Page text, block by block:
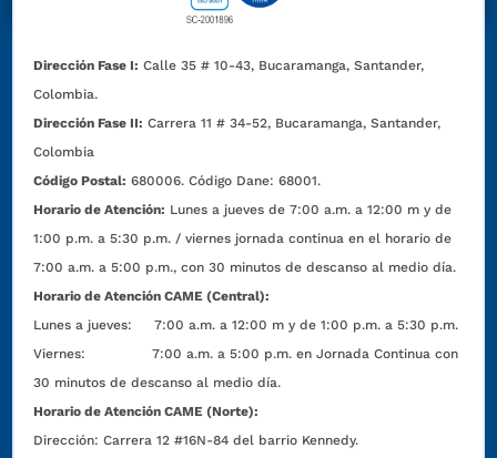
Dirección Fase I: Calle 35 # 10-43, Bucaramanga, Santander,
Colombia.
Dirección Fase II: Carrera 11 # 34-52, Bucaramanga, Santander,
Colombia
Código Postal: 680006. Código Dane: 68001.
Horario de Atención: Lunes a jueves de 7:00 a.m. a 12:00 m y de
1:00 p.m. a 5:30 p.m. / viernes jornada continua en el horario de
7:00 a.m. a 5:00 p.m., con 30 minutos de descanso al medio día.
Horario de Atención CAME (Central):
Lunes a jueves: 7:00 a.m. a 12:00 m y de 1:00 p.m. a 5:30 p.m.
Viernes: 7:00 a.m. a 5:00 p.m. en Jornada Continua con
30 minutos de descanso al medio día.
Horario de Atención CAME (Norte):
Dirección:Carrera 12 #16N-84 del barrio Kennedy.